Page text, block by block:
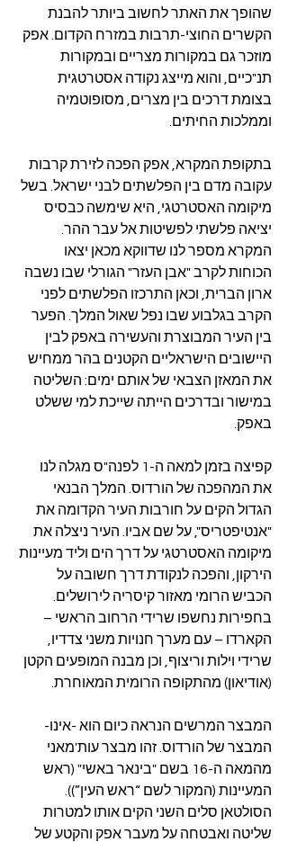
שהופך את האתר לחשוב ביותר להבנת
הקשרים החוצי-תרבות במזרח הקדום. אפק
מוזכר גם במקורות מצריים ובמקורות
תנ"כיים, והוא מייצג נקודה אסטרטגית
בצומת דרכים בין מצרים, מסופוטמיה
וממלכות החיתים.
בתקופת המקרא, אפק הפכה לזירת קרבות
עקובה מדם בין הפלשתים לבני ישראל. בשל
מיקומה האסטרטגי, היא שימשה כבסיס
יציאה פלשתי לפשיטות אל עבר ההר.
המקרא מספר לנו שדווקא מכאן יצאו
הכוחות לקרב "אבן העזר" הגורלי שבו נשבה
ארון הברית, וכאן התרכזו הפלשתים לפני
הקרב בגלבוע שבו נפל שאול המלך. הפער
בין העיר המבוצרת והעשירה באפק לבין
היישובים הישראליים הקטנים בהר ממחיש
את המאזן הצבאי של אותם ימים: השליטה
במישור ובדרכים הייתה שייכת למי ששלט
באפק.
קפיצה בזמן למאה ה-1 לפנה"ס מגלה לנו
את המהפכה של הורדוס. המלך הבנאי
הגדול הקים על חורבות העיר הקדומה את
"אנטיפטריס", על שם אביו. העיר ניצלה את
מיקומה האסטרטגי על דרך הים וליד מעיינות
הירקון, והפכה לנקודת דרך חשובה על
הכביש הרומי מאזור קיסריה לירושלים.
בחפירות נחשפו שרידי הרחוב הראשי –
הקארדו – עם מערך חנויות משני צדדיו,
שרידי וילות וריצוף, וכן מבנה המופעים הקטן
(אודיאון) מהתקופה הרומית המאוחרת.
המבצר המרשים הנראה כיום הוא -אינו-
המבצר של הורדוס. זהו מבצר עות'מאני
מהמאה ה-16 בשם "בינאר באשי" (ראש
המעיינות (המקור לשם “ראש העין”)).
הסולטאן סלים השני הקים אותו למטרות
שליטה ואבטחה על מעבר אפק והקטע של